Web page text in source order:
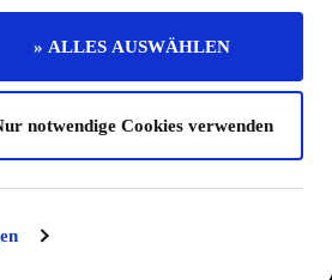
» ALLES AUSWÄHLEN
notwendige Cookies verwenden
Seite Cookies